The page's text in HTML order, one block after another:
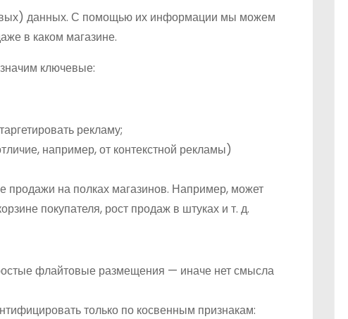
данных. С помощью их информации мы можем
в каком магазине.
ключевые:
рекламу;
например, от контекстной рекламы)
продажи на полках магазинов. Например, может
покупателя, рост продаж в штуках и т. д.
флайтовые размещения — иначе нет смысла
только по косвенным признакам: